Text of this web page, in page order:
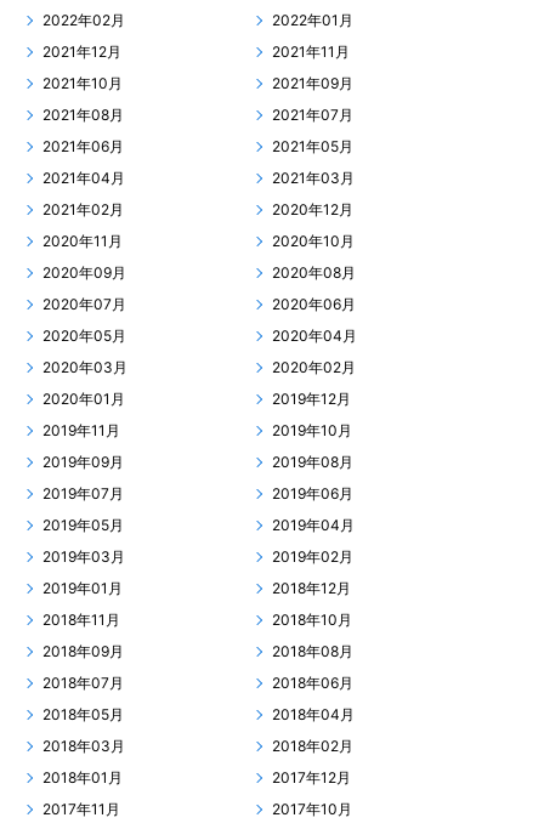
2022年02月
2022年01月
2021年12月
2021年11月
2021年10月
2021年09月
2021年08月
2021年07月
2021年06月
2021年05月
2021年04月
2021年03月
2021年02月
2020年12月
2020年11月
2020年10月
2020年09月
2020年08月
2020年07月
2020年06月
2020年05月
2020年04月
2020年03月
2020年02月
2020年01月
2019年12月
2019年11月
2019年10月
2019年09月
2019年08月
2019年07月
2019年06月
2019年05月
2019年04月
2019年03月
2019年02月
2019年01月
2018年12月
2018年11月
2018年10月
2018年09月
2018年08月
2018年07月
2018年06月
2018年05月
2018年04月
2018年03月
2018年02月
2018年01月
2017年12月
2017年11月
2017年10月